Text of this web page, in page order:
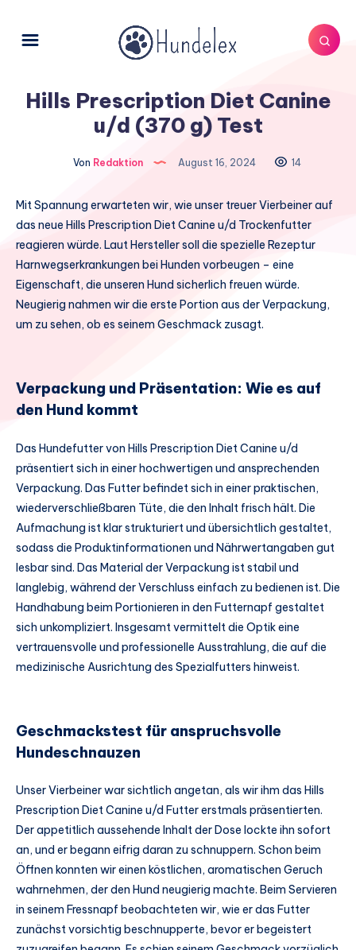
Hills Prescription Diet Canine
u/d (370 g) Test
Von Redaktion August 16, 2024 14
Mit Spannung erwarteten wir, wie unser treuer Vierbeiner auf
das neue Hills Prescription Diet Canine u/d Trockenfutter
reagieren würde. Laut Hersteller soll die spezielle Rezeptur
Harnwegserkrankungen bei Hunden vorbeugen – eine
Eigenschaft, die unseren Hund sicherlich freuen würde.
Neugierig nahmen wir die erste Portion aus der Verpackung,
um zu sehen, ob es seinem Geschmack zusagt.
Verpackung und Präsentation: Wie es auf
den Hund kommt
Das Hundefutter von Hills Prescription Diet Canine u/d
präsentiert sich in einer hochwertigen und ansprechenden
Verpackung. Das Futter befindet sich in einer praktischen,
wiederverschließbaren Tüte, die den Inhalt frisch hält. Die
Aufmachung ist klar strukturiert und übersichtlich gestaltet,
sodass die Produktinformationen und Nährwertangaben gut
lesbar sind. Das Material der Verpackung ist stabil und
langlebig, während der Verschluss einfach zu bedienen ist. Die
Handhabung beim Portionieren in den Futternapf gestaltet
sich unkompliziert. Insgesamt vermittelt die Optik eine
vertrauensvolle und professionelle Ausstrahlung, die auf die
medizinische Ausrichtung des Spezialfutters hinweist.
Geschmackstest für anspruchsvolle
Hundeschnauzen
Unser Vierbeiner war sichtlich angetan, als wir ihm das Hills
Prescription Diet Canine u/d Futter erstmals präsentierten.
Der appetitlich aussehende Inhalt der Dose lockte ihn sofort
an, und er begann eifrig daran zu schnuppern. Schon beim
Öffnen konnten wir einen köstlichen, aromatischen Geruch
wahrnehmen, der den Hund neugierig machte. Beim Servieren
in seinem Fressnapf beobachteten wir, wie er das Futter
zunächst vorsichtig beschnupperte, bevor er begeistert